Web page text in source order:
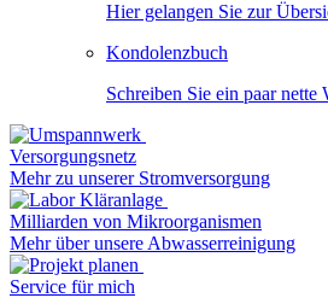
Hier gelangen Sie zur
Kondolenzbuch
Schreiben Sie ein paar nette
Versorgungsnetz
Mehr zu unserer Stromversorgung
Milliarden von Mikroorganismen
Mehr über unsere Abwasserreinigung
Service für mich